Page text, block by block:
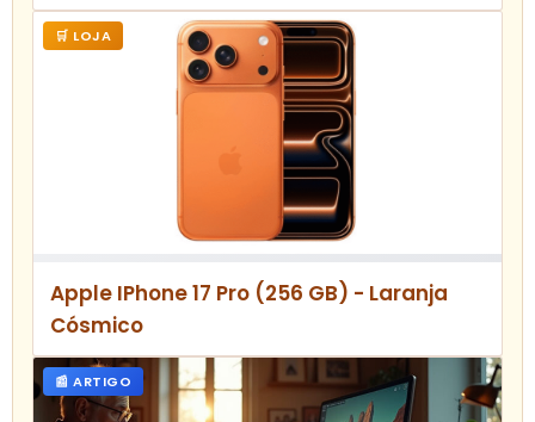
🛒 LOJA
Apple IPhone 17 Pro (256 GB) - Laranja
Cósmico
📰 ARTIGO